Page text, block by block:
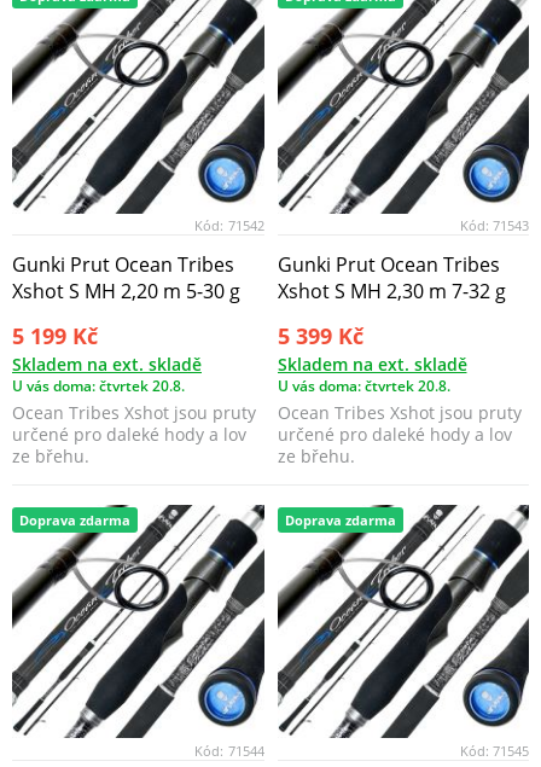
Kód: 71542
Gunki Prut Ocean Tribes
Xshot S MH 2,20 m 5-30 g
5 199 Kč
Skladem na ext. skladě
U vás doma: čtvrtek 20.8.
Ocean Tribes Xshot jsou pruty
určené pro daleké hody a lov
ze břehu.
Kód: 71543
Gunki Prut Ocean Tribes
Xshot S MH 2,30 m 7-32 g
5 399 Kč
Skladem na ext. skladě
U vás doma: čtvrtek 20.8.
Ocean Tribes Xshot jsou pruty
určené pro daleké hody a lov
ze břehu.
Doprava zdarma
Kód: 71544
Doprava zdarma
Kód: 71545